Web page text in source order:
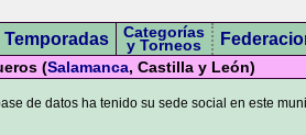
Temporadas Categorías
y Torneos
(Salamanca, Castilla y León)
de datos ha tenido su sede social en este